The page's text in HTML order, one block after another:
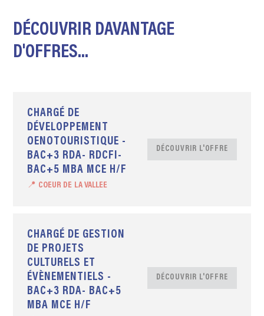
DÉCOUVRIR DAVANTAGE
D'OFFRES...
CHARGÉ DE
DÉVELOPPEMENT
OENOTOURISTIQUE -
BAC+3 RDA- RDCFI-
BAC+5 MBA MCE H/F
📍 COEUR DE LA VALLEE
DÉCOUVRIR L'OFFRE
CHARGÉ DE GESTION
DE PROJETS
CULTURELS ET
ÉVÈNEMENTIELS -
BAC+3 RDA- BAC+5
MBA MCE H/F
DÉCOUVRIR L'OFFRE